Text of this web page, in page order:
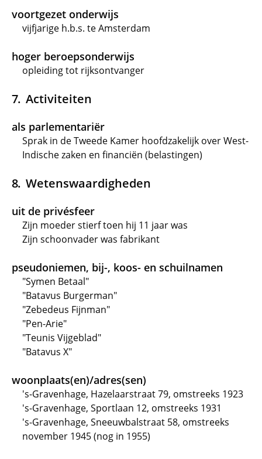
voortgezet onderwijs
vijfjarige h.b.s. te Amsterdam
hoger beroepsonderwijs
opleiding tot rijksontvanger
Activiteiten
als parlementariër
Sprak in de Tweede Kamer hoofdzakelijk over West-
Indische zaken en financiën (belastingen)
Wetenswaardigheden
uit de privésfeer
Zijn moeder stierf toen hij 11 jaar was
Zijn schoonvader was fabrikant
pseudoniemen, bij-, koos- en schuilnamen
"Symen Betaal"
"Batavus Burgerman"
"Zebedeus Fijnman"
"Pen-Arie"
"Teunis Vijgeblad"
"Batavus X"
woonplaats(en)/adres(sen)
's-Gravenhage, Hazelaarstraat 79, omstreeks 1923
's-Gravenhage, Sportlaan 12, omstreeks 1931
's-Gravenhage, Sneeuwbalstraat 58, omstreeks
november 1945 (nog in 1955)